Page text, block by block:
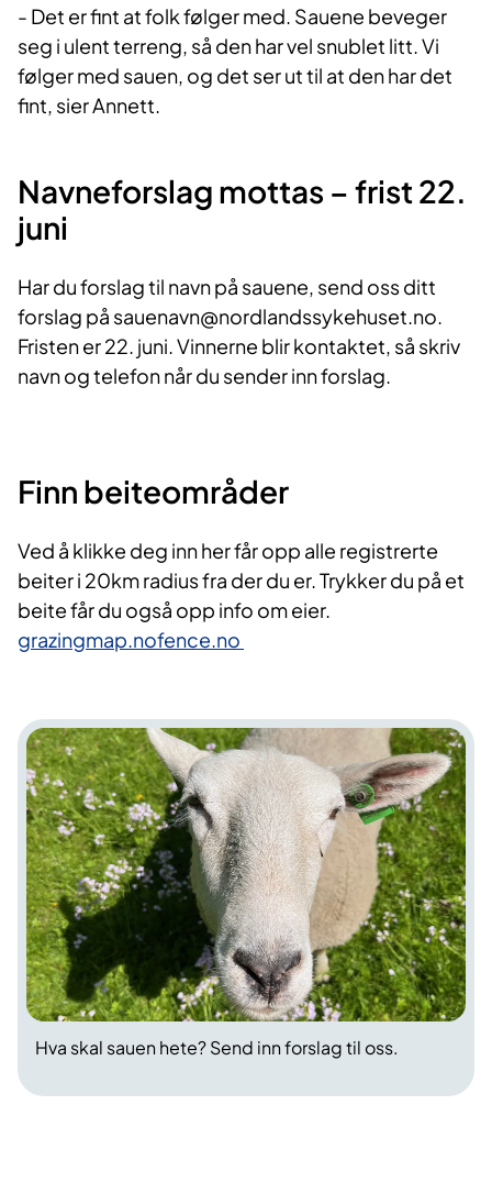
- Det er fint at folk følger med. Sauene beveger
seg i ulent terreng, så den har vel snublet litt. Vi
følger med sauen, og det ser ut til at den har det
fint, sier Annett.
Navneforslag mottas – frist 22.
juni
Har du forslag til navn på sauene, send oss ditt
forslag på sauenavn@nordlandssykehuset.no.
Fristen er 22. juni. Vinnerne blir kontaktet, så skriv
navn og telefon når du sender inn forslag.
Finn beiteområder
Ved å klikke deg inn her får opp alle registrerte
beiter i 20km radius fra der du er. Trykker du på et
beite får du også opp info om eier.
grazingmap.nofence.no
Hva skal sauen hete? Send inn forslag til oss.